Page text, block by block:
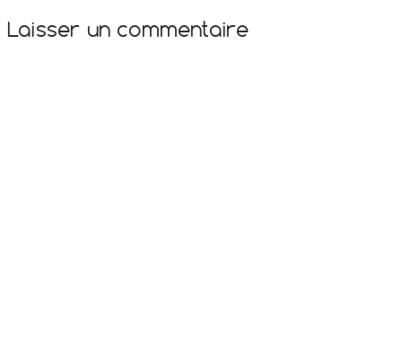
Laisser un commentaire